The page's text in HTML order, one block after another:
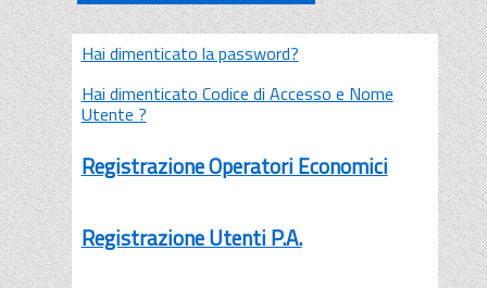
Hai dimenticato la password?
Hai dimenticato Codice di Accesso e Nome
Utente ?
Registrazione Operatori Economici
Registrazione Utenti P.A.